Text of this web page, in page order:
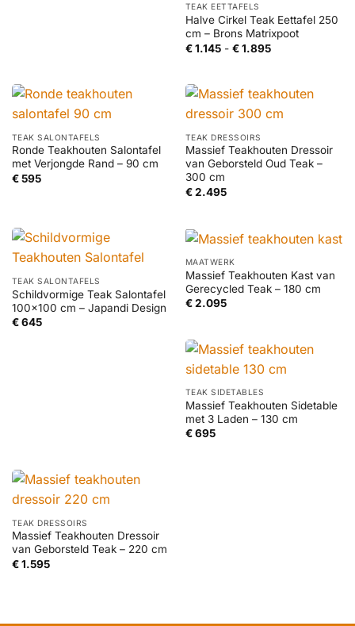
TEAK EETTAFELS
Halve Cirkel Teak Eettafel 250
cm – Brons Matrixpoot
€1.145 - €1.895Prijsklasse:
TEAK SALONTAFELS
Ronde Teakhouten Salontafel
met Verjongde Rand – 90 cm
€595
TEAK DRESSOIRS
Massief Teakhouten Dressoir
van Geborsteld Oud Teak –
300 cm
€2.495
TEAK SALONTAFELS
Schildvormige Teak Salontafel
100×100 cm – Japandi Design
€645
MAATWERK
Massief Teakhouten Kast van
Gerecycled Teak – 180 cm
€2.095
TEAK SIDETABLES
Massief Teakhouten Sidetable
met 3 Laden – 130 cm
€695
TEAK DRESSOIRS
Massief Teakhouten Dressoir
van Geborsteld Teak – 220 cm
€1.595